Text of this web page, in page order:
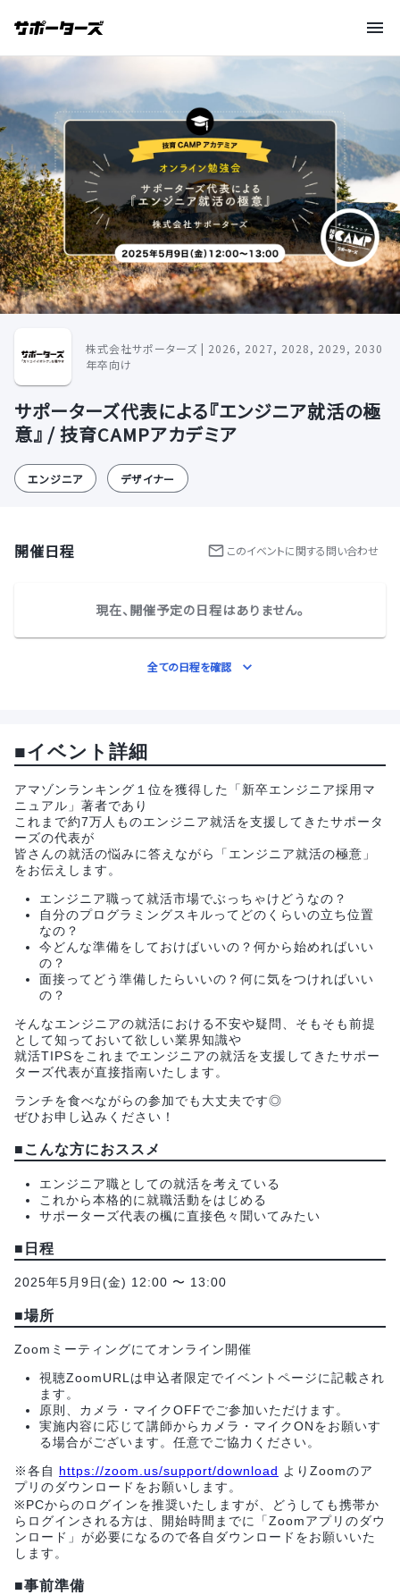
株式会社サポーターズ | 2026, 2027, 2028, 2029, 2030
年卒向け
サポーターズ代表による『エンジニア就活の極
意』 / 技育CAMPアカデミア
エンジニア デザイナー
開催日程 このイベントに関する問い合わせ
現在、開催予定の日程はありません。
全ての日程を確認
■イベント詳細
アマゾンランキング１位を獲得した「新卒エンジニア採用マ
ニュアル」著者であり
これまで約7万人ものエンジニア就活を支援してきたサポータ
ーズの代表が
皆さんの就活の悩みに答えながら「エンジニア就活の極意」
をお伝えします。
エンジニア職って就活市場でぶっちゃけどうなの？
自分のプログラミングスキルってどのくらいの立ち位置
なの？
今どんな準備をしておけばいいの？何から始めればいい
の？
面接ってどう準備したらいいの？何に気をつければいい
の？
そんなエンジニアの就活における不安や疑問、そもそも前提
として知っておいて欲しい業界知識や
就活TIPSをこれまでエンジニアの就活を支援してきたサポー
ターズ代表が直接指南いたします。
ランチを食べながらの参加でも大丈夫です◎
ぜひお申し込みください！
■こんな方におススメ
エンジニア職としての就活を考えている
これから本格的に就職活動をはじめる
サポーターズ代表の楓に直接色々聞いてみたい
■日程
2025年5月9日(金) 12:00 〜 13:00
■場所
Zoomミーティングにてオンライン開催
視聴ZoomURLは申込者限定でイベントページに記載され
ます。
原則、カメラ・マイクOFFでご参加いただけます。
実施内容に応じて講師からカメラ・マイクONをお願いす
る場合がございます。任意でご協力ください。
※各自 https://zoom.us/support/download よりZoomのア
プリのダウンロードをお願いします。
※PCからのログインを推奨いたしますが、どうしても携帯か
らログインされる方は、開始時間までに「Zoomアプリのダウ
ンロード」が必要になるので各自ダウンロードをお願いいた
します。
■事前準備